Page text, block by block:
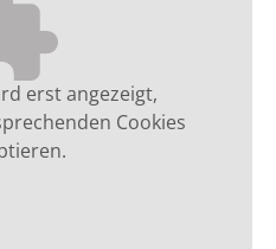
erst angezeigt,
Cookies